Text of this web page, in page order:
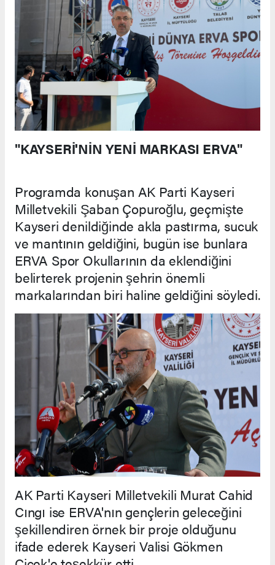
"KAYSERİ'NİN YENİ MARKASI ERVA"
Programda konuşan AK Parti Kayseri
Milletvekili Şaban Çopuroğlu, geçmişte
Kayseri denildiğinde akla pastırma, sucuk
ve mantının geldiğini, bugün ise bunlara
ERVA Spor Okullarının da eklendiğini
belirterek projenin şehrin önemli
markalarından biri haline geldiğini söyledi.
AK Parti Kayseri Milletvekili Murat Cahid
Cıngı ise ERVA'nın gençlerin geleceğini
şekillendiren örnek bir proje olduğunu
ifade ederek Kayseri Valisi Gökmen